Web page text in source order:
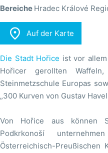
Bereiche Hradec Králové
 Auf der Karte
Die Stadt Hořice ist vor
Hořicer gerollten
Steinmetzschule Europas
„300 Kurven von Gustav
Von Hořice aus können
Podkrkonoší
Österreichisch-